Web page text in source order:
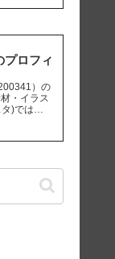
用を問わ
、広報、
イト運営
プロフィ
）の
・イラス
)では
。毎週更新